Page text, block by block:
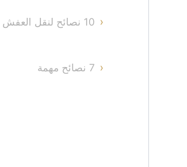
10 نصائح لنقل العفش
7 نصائح مهمة